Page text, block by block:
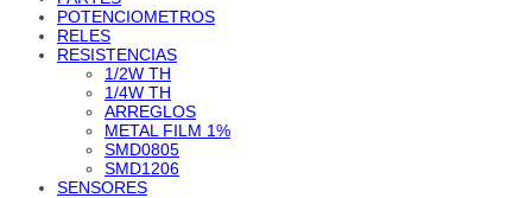
POTENCIOMETROS
RELES
RESISTENCIAS
1/2W TH
1/4W TH
ARREGLOS
METAL FILM 1%
SMD0805
SMD1206
SENSORES